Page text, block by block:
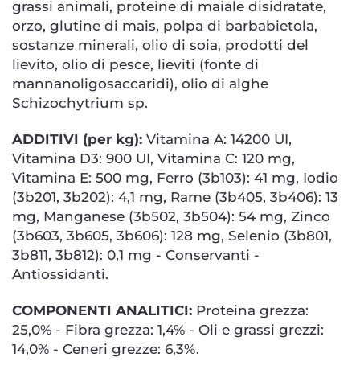
grassi animali, proteine di maiale disidratate,
orzo, glutine di mais, polpa di barbabietola,
sostanze minerali, olio di soia, prodotti del
lievito, olio di pesce, lieviti (fonte di
mannanoligosaccaridi), olio di alghe
Schizochytrium sp.
ADDITIVI (per kg): Vitamina A: 14200 UI,
Vitamina D3: 900 UI, Vitamina C: 120 mg,
Vitamina E: 500 mg, Ferro (3b103): 41 mg, Iodio
(3b201, 3b202): 4,1 mg, Rame (3b405, 3b406): 13
mg, Manganese (3b502, 3b504): 54 mg, Zinco
(3b603, 3b605, 3b606): 128 mg, Selenio (3b801,
3b811, 3b812): 0,1 mg - Conservanti -
Antiossidanti.
COMPONENTI ANALITICI: Proteina grezza:
25,0% - Fibra grezza: 1,4% - Oli e grassi grezzi:
14,0% - Ceneri grezze: 6,3%.